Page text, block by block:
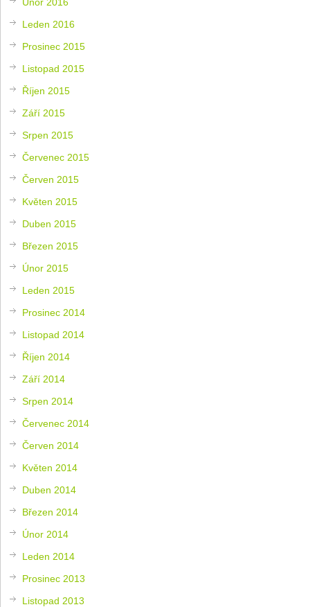
Leden 2016
Prosinec 2015
Listopad 2015
Říjen 2015
Září 2015
Srpen 2015
Červenec 2015
Červen 2015
Květen 2015
Duben 2015
Březen 2015
Únor 2015
Leden 2015
Prosinec 2014
Listopad 2014
Říjen 2014
Září 2014
Srpen 2014
Červenec 2014
Červen 2014
Květen 2014
Duben 2014
Březen 2014
Únor 2014
Leden 2014
Prosinec 2013
Listopad 2013